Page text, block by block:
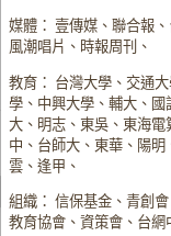
媒體： 壹傳媒、聯合報
風潮唱片、時報周刊、
教育： 台灣大學、交通
學、中興大學、輔大、
大、明志、東吳、東海
中、台師大、東華、陽
雲、逢甲、
組織： 信保基金、青創
教育協會、資策會、台網